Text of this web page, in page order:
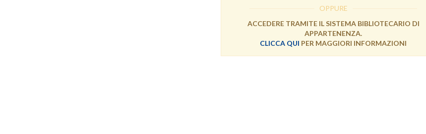
OPPURE
ACCEDERE TRAMITE IL SISTEMA BIBLIOTECARIO DI
APPARTENENZA.
CLICCA QUI PER MAGGIORI INFORMAZIONI